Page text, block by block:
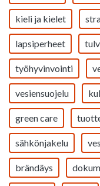
kieli ja kielet
lapsiperheet
työhyvinvointi
vesiensuojelu
green care
sähkönjakelu
brändäys